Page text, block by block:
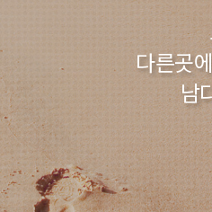
다른곳
남